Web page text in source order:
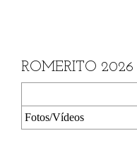
ROMERITO 2026